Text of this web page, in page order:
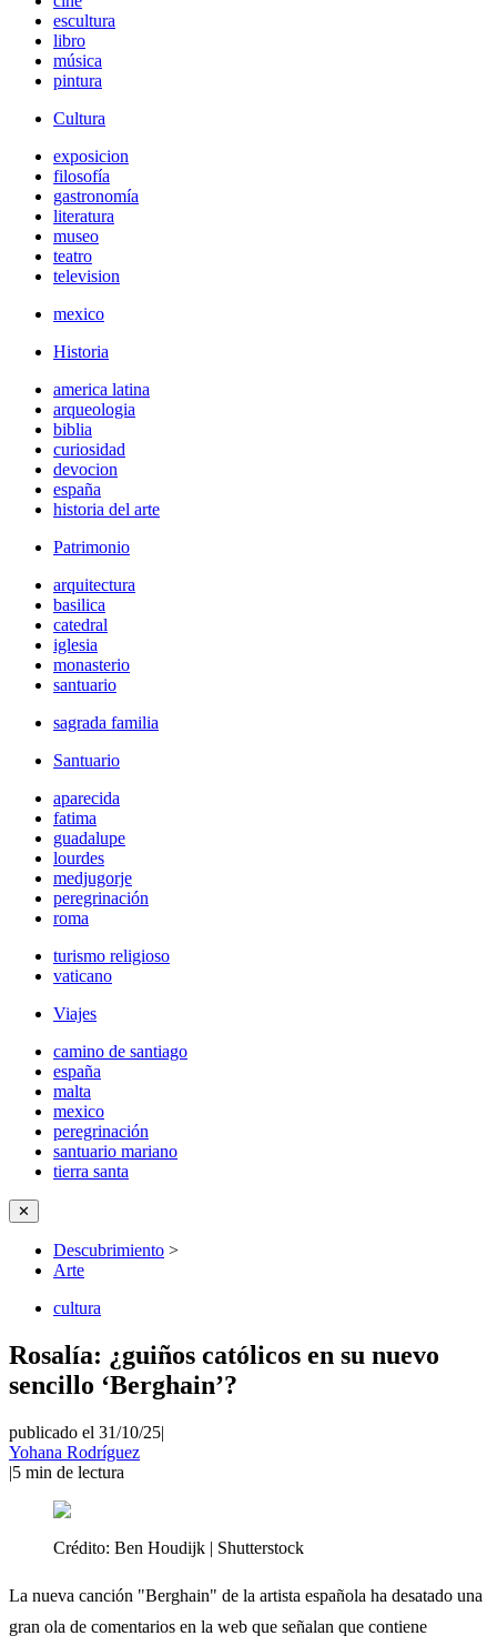
escultura
libro
música
pintura
Cultura
exposicion
filosofía
gastronomía
literatura
museo
teatro
television
mexico
Historia
america latina
arqueologia
biblia
curiosidad
devocion
españa
historia del arte
Patrimonio
arquitectura
basilica
catedral
iglesia
monasterio
santuario
sagrada familia
Santuario
aparecida
fatima
guadalupe
lourdes
medjugorje
peregrinación
roma
turismo religioso
vaticano
Viajes
camino de santiago
españa
malta
mexico
peregrinación
santuario mariano
tierra santa
✕
Descubrimiento >
Arte
cultura
Rosalía: ¿guiños católicos en su nuevo
sencillo ‘Berghain’?
publicado el 31/10/25|
Yohana Rodríguez
|5 min de lectura
Crédito: Ben Houdijk | Shutterstock
La nueva canción "Berghain" de la artista española ha desatado una
gran ola de comentarios en la web que señalan que contiene